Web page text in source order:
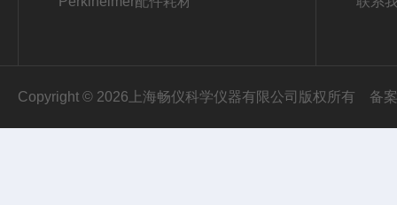
Copyright © 2026上海畅仪科学仪器有限公司版权所有 备